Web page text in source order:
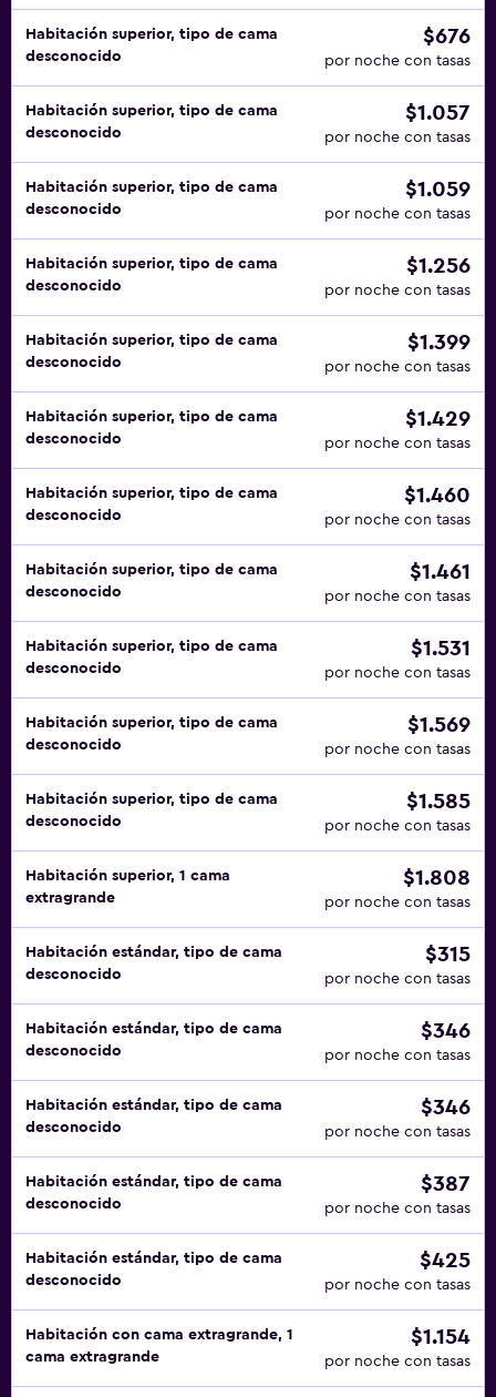
gimnasio. No se permite la entrada al gimnasio a
huéspedes menores de 16 años.
Habitación superior, tipo de cama
desconocido
$676
por noche con tasas
Habitación superior, tipo de cama
desconocido
$1.057
por noche con tasas
Habitación superior, tipo de cama
desconocido
$1.059
por noche con tasas
Habitación superior, tipo de cama
desconocido
$1.256
por noche con tasas
Habitación superior, tipo de cama
desconocido
$1.399
por noche con tasas
Habitación superior, tipo de cama
desconocido
$1.429
por noche con tasas
Habitación superior, tipo de cama
desconocido
$1.460
por noche con tasas
Habitación superior, tipo de cama
desconocido
$1.461
por noche con tasas
Habitación superior, tipo de cama
desconocido
$1.531
por noche con tasas
Habitación superior, tipo de cama
desconocido
$1.569
por noche con tasas
Habitación superior, tipo de cama
desconocido
$1.585
por noche con tasas
Habitación superior, 1 cama
extragrande
$1.808
por noche con tasas
Habitación estándar, tipo de cama
desconocido
$315
por noche con tasas
Habitación estándar, tipo de cama
desconocido
$346
por noche con tasas
Habitación estándar, tipo de cama
desconocido
$346
por noche con tasas
Habitación estándar, tipo de cama
desconocido
$387
por noche con tasas
Habitación estándar, tipo de cama
desconocido
$425
por noche con tasas
Habitación con cama extragrande, 1
cama extragrande
$1.154
por noche con tasas